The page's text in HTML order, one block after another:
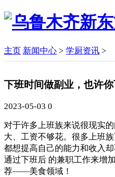
主页 新闻中心 > 学厨资讯 >
下班时间做副业，也许
2023-05-03 0
对于许多上班族来说很现实
大、工资不够花。很多上班
都想提高自己的能力和收入
通过下班后 的兼职工作来增
荐——美食领域！